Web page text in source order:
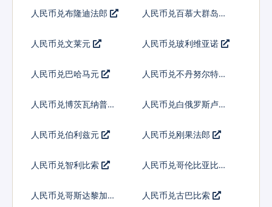
人民币兑布隆迪法郎 人民币兑百慕大群岛元
人民币兑文莱元 人民币兑玻利维亚诺
人民币兑巴哈马元
人民币兑不丹努尔特鲁
人民币兑博茨瓦纳普拉 人民币兑白俄罗斯卢布
人民币兑伯利兹元 人民币兑刚果法郎
人民币兑智利比索 人民币兑哥伦比亚比索
人民币兑哥斯达黎加科
人民币兑古巴比索